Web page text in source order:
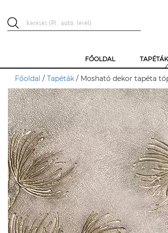
FŐOLDAL TAPÉTÁK
Főoldal / Tapéták / Mosható dekor tapéta